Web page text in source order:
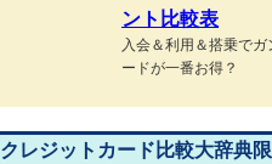
ント比較表
入会＆利用＆搭乗で
ードが一番お得？
クレジットカード比較大辞典